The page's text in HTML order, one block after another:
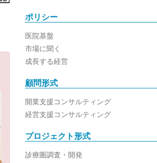
ポリシー
医院基盤
市場に聞く
成長する経営
顧問形式
開業支援コンサルティング
経営支援コンサルティング
プロジェクト形式
診療圏調査・開発